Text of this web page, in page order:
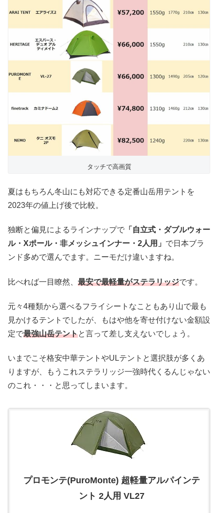
タッチで高画質
夏はもちろん冬山にも対応できる定番山岳用テントを
2023年の値上げ後で比較。
独断と偏見によるラインナップで 「自立式・ダブルウォー
ル・Xポール・非メッシュインナー・2人用」 で日本ブラ
ンド多めで選んでます。ニーモだけ違いますね。
比べれば一目瞭然、 最安で最軽量がステラリッジです。
元々4種類から選べるフライシートなこともあり山で最も
見かけるテントでしたが、もはや他を寄せ付けない金額設
定で最強山岳テントと言って差し支えないでしょう。
いまでこそ格安中華テントやULテントと選択肢が多くあ
りますが、もうこれステラリッジ一強時代くるんじゃない
のこれ・・・と思ってしまいます。
プロモンテ(PuroMonte) 超軽量アルパインテ
ント 2人用 VL27